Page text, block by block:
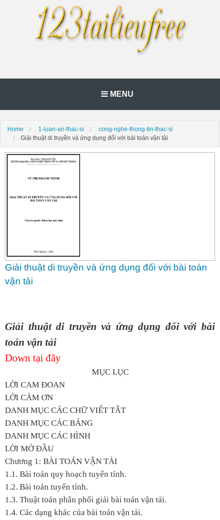
MENU
Home 1-luan-an-thac-si
cong-nghe-thong-tin-thac-si
Giải thuật di truyền và ứng dụng đối với bài toán vận tải
Giải thuật di truyền và ứng dụng đối với bài toán
vận tải
Giải thuật di truyền và ứng dụng đối với bài
toán vận tải
Down tại đây
MỤC LỤC
LỜI CAM ĐOAN
LỜI CẢM ƠN
DANH MỤC CÁC CHỮ VIẾT TẮT
DANH MỤC CÁC BẢNG
DANH MỤC CÁC HÌNH
LỜI MỞ ĐẦU
Chương 1: BÀI TOÁN VẬN TẢI
1.1. Bài toán quy hoạch tuyến tính.
1.2. Bài toán tuyến tính.
1.3. Thuật toán phân phối giải bài toán vận tải.
1.4. Các dạng khác của bài toán vận tải.